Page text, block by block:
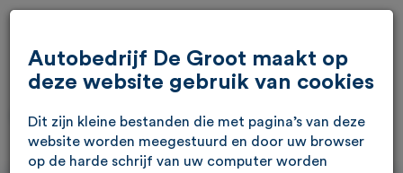
Autobedrijf De Groot maakt op
deze website gebruik van cookies
Dit zijn kleine bestanden die met pagina’s van deze
website worden meegestuurd en door uw browser
op de harde schrijf van uw computer worden